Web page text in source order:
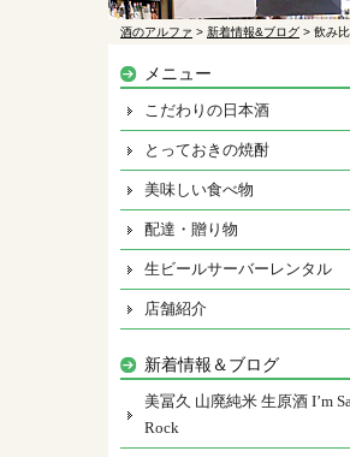
酒のアルファ > 新着情報&ブログ > 飲み
メニュー
こだわりの日本酒
とっておきの焼酎
美味しい食べ物
配達・贈り物
生ビールサーバーレンタル
店舗紹介
新着情報＆ブログ
美冨久 山廃純米 生原酒 I’m
Rock